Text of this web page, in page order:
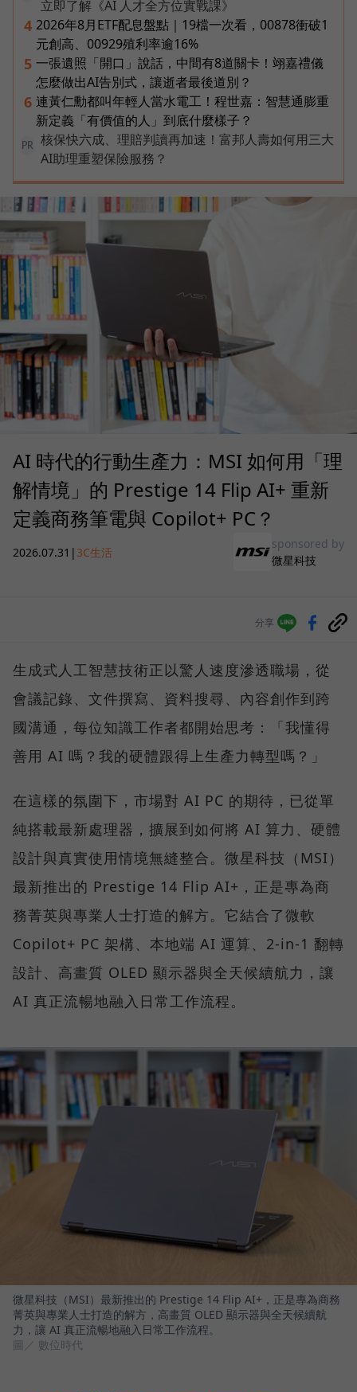
立即了解《AI 人才全方位實戰課》
4 2026年8月ETF配息盤點｜19檔一次看，00878衝破1
元創高、00929殖利率逾16%
5 一張遺照「開口」說話，中間有8道關卡！翊嘉禮儀
怎麼做出AI告別式，讓逝者最後道別？
6 連黃仁勳都叫年輕人當水電工！程世嘉：智慧通膨重
新定義「有價值的人」到底什麼樣子？
PR
核保快六成、理賠判讀再加速！富邦人壽如何用三大
AI助理重塑保險服務？
AI 時代的行動生產力：MSI 如何用「理
解情境」的 Prestige 14 Flip AI+ 重新
定義商務筆電與 Copilot+ PC？
2026.07.31 | 3C生活
sponsored by
微星科技
分享
生成式人工智慧技術正以驚人速度滲透職場，從
會議記錄、文件撰寫、資料搜尋、內容創作到跨
國溝通，每位知識工作者都開始思考：「我懂得
善用 AI 嗎？我的硬體跟得上生產力轉型嗎？」
在這樣的氛圍下，市場對 AI PC 的期待，已從單
純搭載最新處理器，擴展到如何將 AI 算力、硬體
設計與真實使用情境無縫整合。微星科技（MSI）
最新推出的 Prestige 14 Flip AI+，正是專為商
務菁英與專業人士打造的解方。它結合了微軟
Copilot+ PC 架構、本地端 AI 運算、2-in-1 翻轉
設計、高畫質 OLED 顯示器與全天候續航力，讓
AI 真正流暢地融入日常工作流程。
微星科技（MSI）最新推出的 Prestige 14 Flip AI+，正是專為商務
菁英與專業人士打造的解方，高畫質 OLED 顯示器與全天候續航
力，讓 AI 真正流暢地融入日常工作流程。
圖／ 數位時代